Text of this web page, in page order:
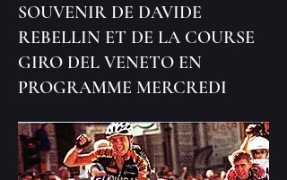
SOUVENIR DE DAVIDE
REBELLIN ET DE LA COURSE
GIRO DEL VENETO EN
PROGRAMME MERCREDI